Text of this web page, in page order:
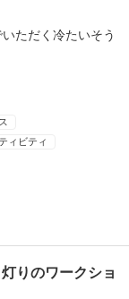
ただく冷たいそう
ィビティ
りのワークショ